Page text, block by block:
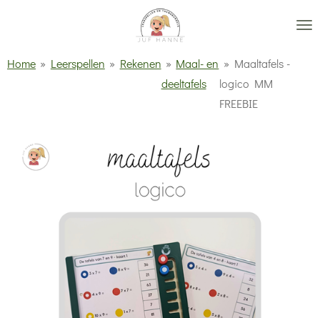
Home » Leerspellen » Rekenen » Maal- en
deeltafels
» Maaltafels -
logico MM
FREEBIE